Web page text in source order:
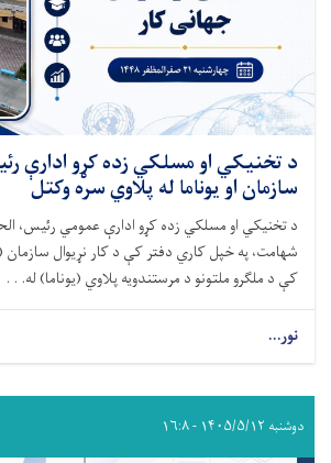
د تخنیکي او مسلکي زده کړو ادارې
سازمان او یوناما له پلاوي سره وکتل
د تخنیکي او مسلکي زده کړو ادارې عمومي رئیس،
کې د ملګرو ملتونو د مرستندویه پلاوي (یوناما) له. . .
نور...
دوشنبه ۱۴۰۵/۵/۱۲ - ۱۶:۸